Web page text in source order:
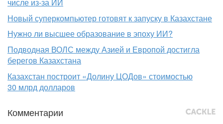
числе из-за ИИ
Новый суперкомпьютер готовят к запуску в Казахстане
Нужно ли высшее образование в эпоху ИИ?
Подводная ВОЛС между Азией и Европой достигла
берегов Казахстана
Казахстан построит «Долину ЦОДов» стоимостью
30 млрд долларов
Комментарии